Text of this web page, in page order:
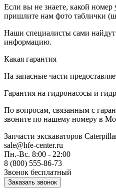
Если вы не знаете, какой номер
пришлите нам фото таблички
Наши специалисты сами
информацию.
Какая гарантия
На запасные части
Гарантия на гидронасосы и
По вопросам, связанным с
звоните по нашему номеру в
Запчасти экскаваторов
sale@hfe-center.ru
Пн.-Вс. 8:00 - 22:00
8 (800) 555-86-73
Звонок бесплатный